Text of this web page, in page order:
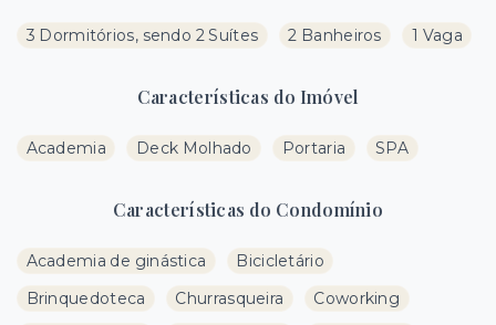
3 Dormitórios, sendo 2 Suítes 2 Banheiros 1 Vaga
Características do Imóvel
Academia Deck Molhado Portaria SPA
Características do Condomínio
Academia de ginástica
Bicicletário
Brinquedoteca
Churrasqueira
Coworking